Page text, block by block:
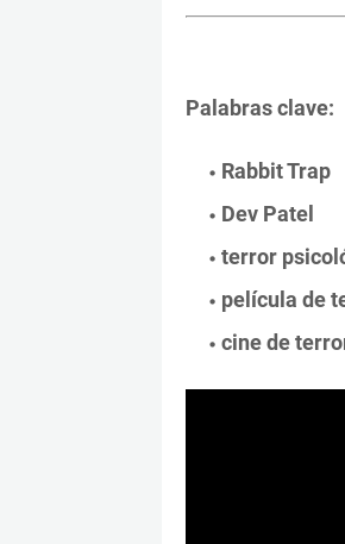
Palabras clave:
Rabbit Trap
Dev Patel
terror
película de
cine de